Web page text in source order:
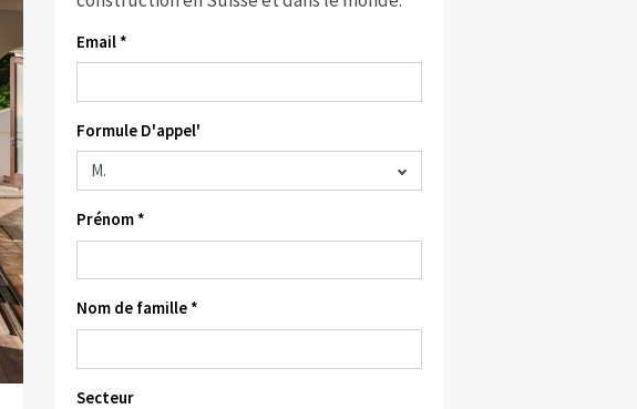
Email *
Formule D'appel'
Prénom *
Nom de famille *
Secteur